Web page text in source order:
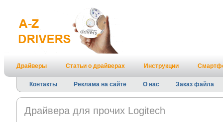
Драйверы Статьи о драйверах Инструкции
Контакты Реклама на сайте О нас Заказ файла
Драйвера для прочих Logitech